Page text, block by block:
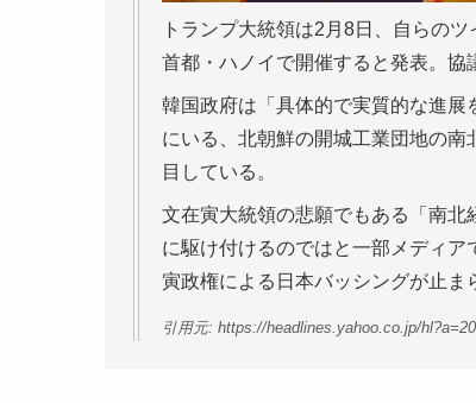
トランプ大統領は2月8日、自らの
首都・ハノイで開催すると発表。協
韓国政府は「具体的で実質的な進
にいる、北朝鮮の開城工業団地の
目している。
文在寅大統領の悲願でもある「南
に駆け付けるのではと一部メディ
寅政権による日本バッシングが止ま
引用元: https://headlines.yahoo.co.jp/